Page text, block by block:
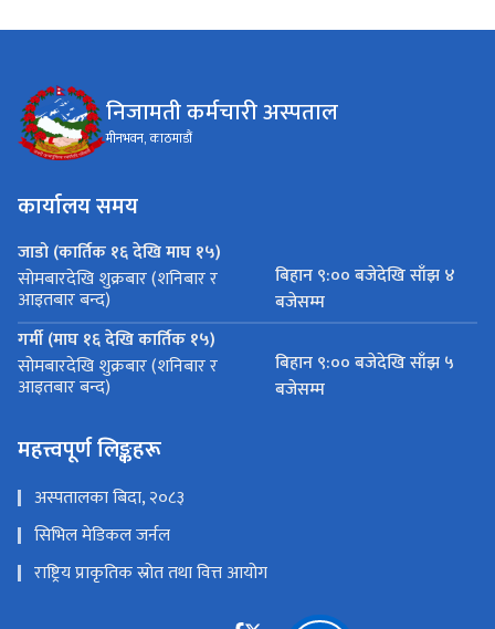
निजामती कर्मचारी अस्पताल
मीनभवन, काठमाडौं
कार्यालय समय
जाडो (कार्तिक १६ देखि माघ १५)
सोमबारदेखि शुक्रबार (शनिबार र
आइतबार बन्द)
बिहान ९:०० बजेदेखि साँझ ४
बजेसम्म
गर्मी (माघ १६ देखि कार्तिक १५)
सोमबारदेखि शुक्रबार (शनिबार र
आइतबार बन्द)
बिहान ९:०० बजेदेखि साँझ ५
बजेसम्म
महत्त्वपूर्ण लिङ्कहरू
अस्पतालका बिदा, २०८३
सिभिल मेडिकल जर्नल
राष्ट्रिय प्राकृतिक स्रोत तथा वित्त आयोग